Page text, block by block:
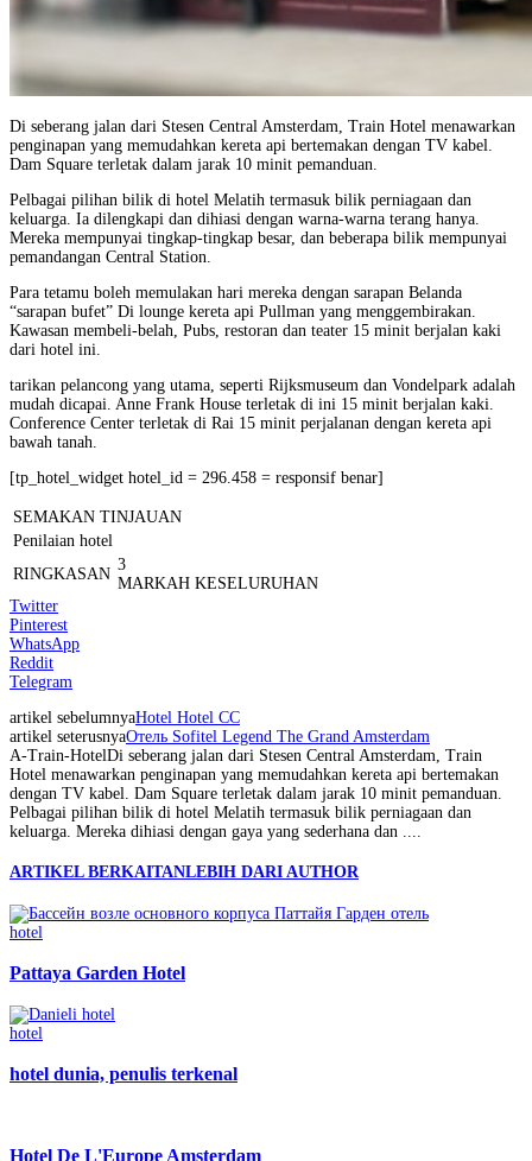
Di seberang jalan dari Stesen Central Amsterdam, Train Hotel menawarkan
penginapan yang memudahkan kereta api bertemakan dengan TV kabel.
Dam Square terletak dalam jarak 10 minit pemanduan.
Pelbagai pilihan bilik di hotel Melatih termasuk bilik perniagaan dan
keluarga. Ia dilengkapi dan dihiasi dengan warna-warna terang hanya.
Mereka mempunyai tingkap-tingkap besar, dan beberapa bilik mempunyai
pemandangan Central Station.
Para tetamu boleh memulakan hari mereka dengan sarapan Belanda
“sarapan bufet” Di lounge kereta api Pullman yang menggembirakan.
Kawasan membeli-belah, Pubs, restoran dan teater 15 minit berjalan kaki
dari hotel ini.
tarikan pelancong yang utama, seperti Rijksmuseum dan Vondelpark adalah
mudah dicapai. Anne Frank House terletak di ini 15 minit berjalan kaki.
Conference Center terletak di Rai 15 minit perjalanan dengan kereta api
bawah tanah.
[tp_hotel_widget hotel_id = 296.458 = responsif benar]
SEMAKAN TINJAUAN
Penilaian hotel
RINGKASAN
3
MARKAH KESELURUHAN
Twitter
Pinterest
WhatsApp
Reddit
Telegram
artikel sebelumnyaHotel Hotel CC
artikel seterusnyaОтель Sofitel Legend The Grand Amsterdam
A-Train-HotelDi seberang jalan dari Stesen Central Amsterdam, Train
Hotel menawarkan penginapan yang memudahkan kereta api bertemakan
dengan TV kabel. Dam Square terletak dalam jarak 10 minit pemanduan.
Pelbagai pilihan bilik di hotel Melatih termasuk bilik perniagaan dan
keluarga. Mereka dihiasi dengan gaya yang sederhana dan ....
ARTIKEL BERKAITANLEBIH DARI AUTHOR
hotel
Pattaya Garden Hotel
hotel
hotel dunia, penulis terkenal
Hotel De L'Europe Amsterdam